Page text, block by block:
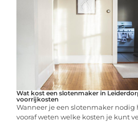
Wat kost een slotenmaker in
voorrijkosten
Wanneer je een slotenmaker
vooraf weten welke kosten je kunt